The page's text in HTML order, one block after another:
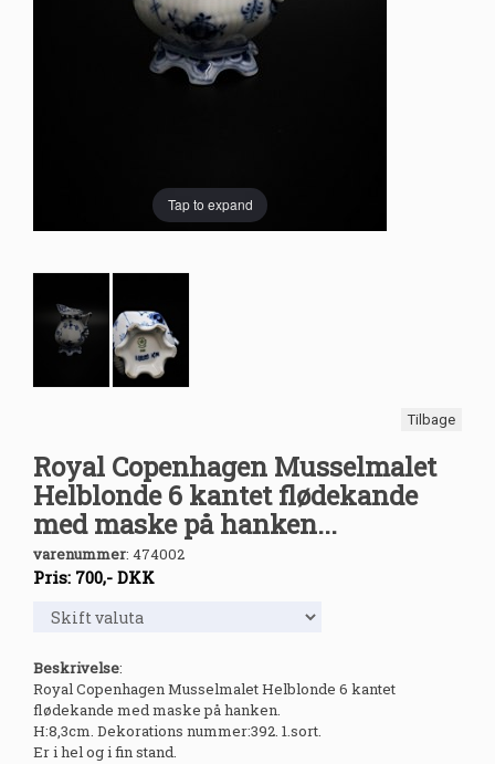
Tap to expand
Tilbage
Royal Copenhagen Musselmalet
Helblonde 6 kantet flødekande
med maske på hanken...
varenummer: 474002
Pris: 700,- DKK
Beskrivelse:
Royal Copenhagen Musselmalet Helblonde 6 kantet
flødekande med maske på hanken.
H:8,3cm. Dekorations nummer:392. 1.sort.
Er i hel og i fin stand.